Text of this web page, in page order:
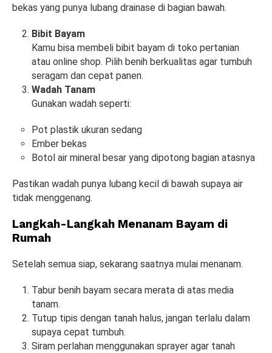
bekas yang punya lubang drainase di bagian bawah.
Bibit Bayam
Kamu bisa membeli bibit bayam di toko pertanian
atau online shop. Pilih benih berkualitas agar tumbuh
seragam dan cepat panen.
Wadah Tanam
Gunakan wadah seperti:
Pot plastik ukuran sedang
Ember bekas
Botol air mineral besar yang dipotong bagian atasnya
Pastikan wadah punya lubang kecil di bawah supaya air
tidak menggenang.
Langkah-Langkah Menanam Bayam di
Rumah
Setelah semua siap, sekarang saatnya mulai menanam.
Tabur benih bayam secara merata di atas media
tanam.
Tutup tipis dengan tanah halus, jangan terlalu dalam
supaya cepat tumbuh.
Siram perlahan menggunakan sprayer agar tanah